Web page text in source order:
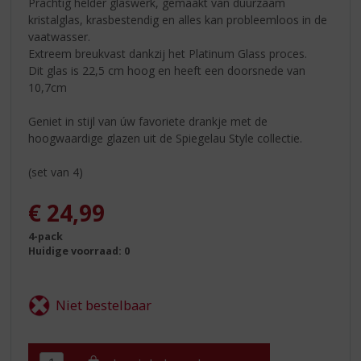
kristalglas, krasbestendig en alles kan probleemloos in de
vaatwasser.
Extreem breukvast dankzij het Platinum Glass proces.
Dit glas is 22,5 cm hoog en heeft een doorsnede van
10,7cm
Geniet in stijl van úw favoriete drankje met de
hoogwaardige glazen uit de Spiegelau Style collectie.
(set van 4)
€ 24,99
4-pack
Huidige voorraad: 0